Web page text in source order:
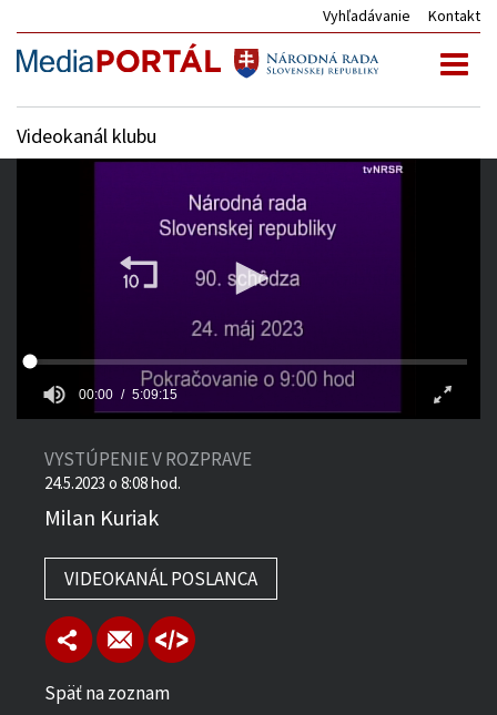
Vyhľadávanie Kontakt
Videokanál klubu
00:00 5:09:15
VYSTÚPENIE V ROZPRAVE
24.5.2023 o 8:08 hod.
Milan Kuriak
VIDEOKANÁL POSLANCA
Späť na zoznam